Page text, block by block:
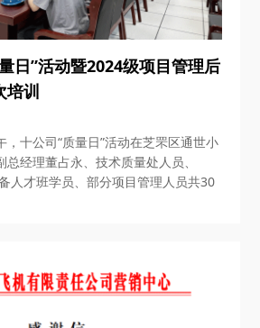
日”活动暨2024级项目管理后
培训
十公司“质量日”活动在芝罘区通世小
经理董占永、技术质量处人员、
人才班学员、部分项目管理人员共30